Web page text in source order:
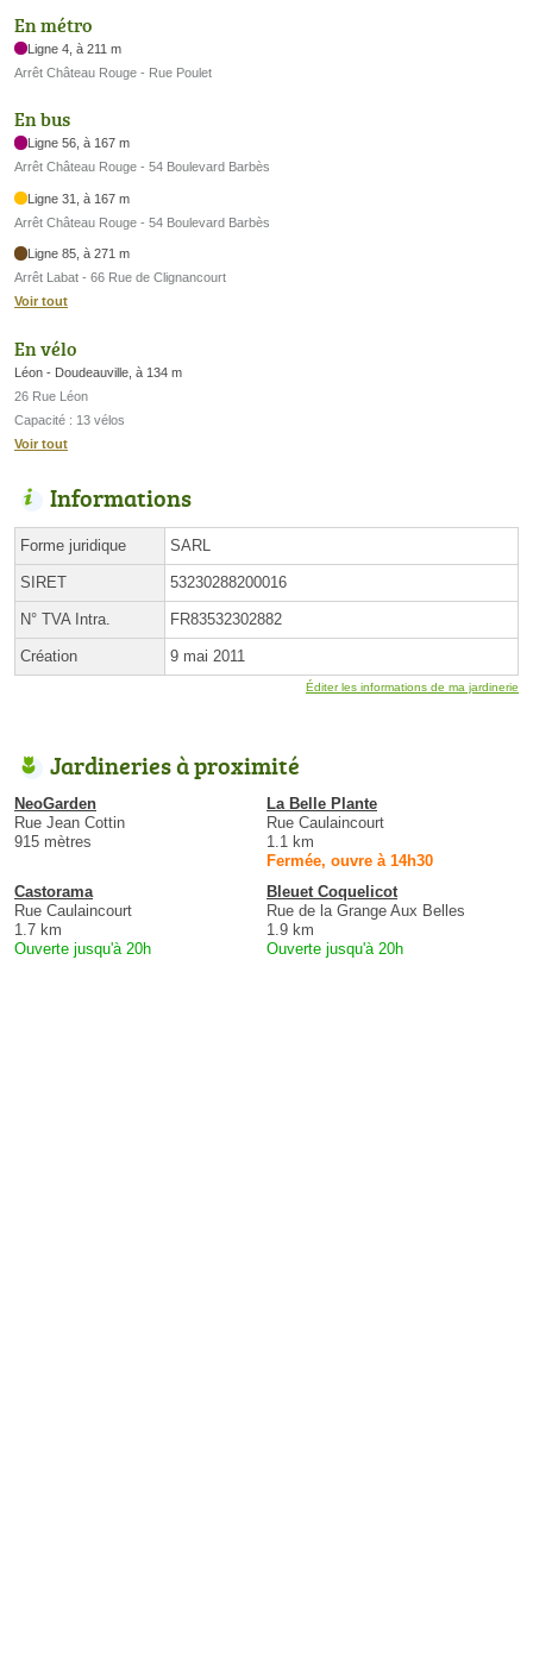
En métro
Ligne 4, à 211 m
Arrêt Château Rouge - Rue Poulet
En bus
Ligne 56, à 167 m
Arrêt Château Rouge - 54 Boulevard Barbès
Ligne 31, à 167 m
Arrêt Château Rouge - 54 Boulevard Barbès
Ligne 85, à 271 m
Arrêt Labat - 66 Rue de Clignancourt
Voir tout
En vélo
Léon - Doudeauville, à 134 m
26 Rue Léon
Capacité : 13 vélos
Voir tout
Informations
Forme juridique SARL
SIRET 53230288200016
N° TVA Intra. FR83532302882
Création 9 mai 2011
Éditer les informations de ma jardinerie
Jardineries à proximité
NeoGarden
Rue Jean Cottin
915 mètres
La Belle Plante
Rue Caulaincourt
1.1 km
Fermée, ouvre à 14h30
Castorama
Rue Caulaincourt
1.7 km
Ouverte jusqu'à 20h
Bleuet Coquelicot
Rue de la Grange Aux Belles
1.9 km
Ouverte jusqu'à 20h